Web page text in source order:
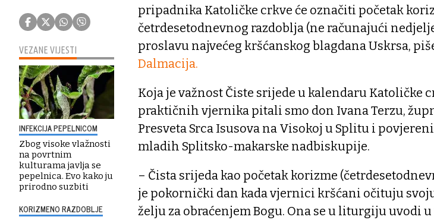
VEZANE VIJESTI
INFEKCIJA PEPELNICOM
Zbog visoke vlažnosti
na povrtnim
kulturama javlja se
pepelnica. Evo kako ju
prirodno suzbiti
KORIZMENO RAZDOBLJE
pripadnika Katoličke crkve će označiti početak
četrdesetodnevnog razdoblja (ne računajući
proslavu najvećeg kršćanskog blagdana Uskrsa,
Dalmacija.
Koja je važnost Čiste srijede u kalendaru Katoličke
praktičnih vjernika pitali smo don Ivana Terzu,
Presveta Srca Isusova na Visokoj u Splitu i
mladih Splitsko-makarske nadbiskupije.
– Čista srijeda kao početak korizme
je pokornički dan kada vjernici kršćani očituju
želju za obraćenjem Bogu. Ona se u liturgiju uvodi u